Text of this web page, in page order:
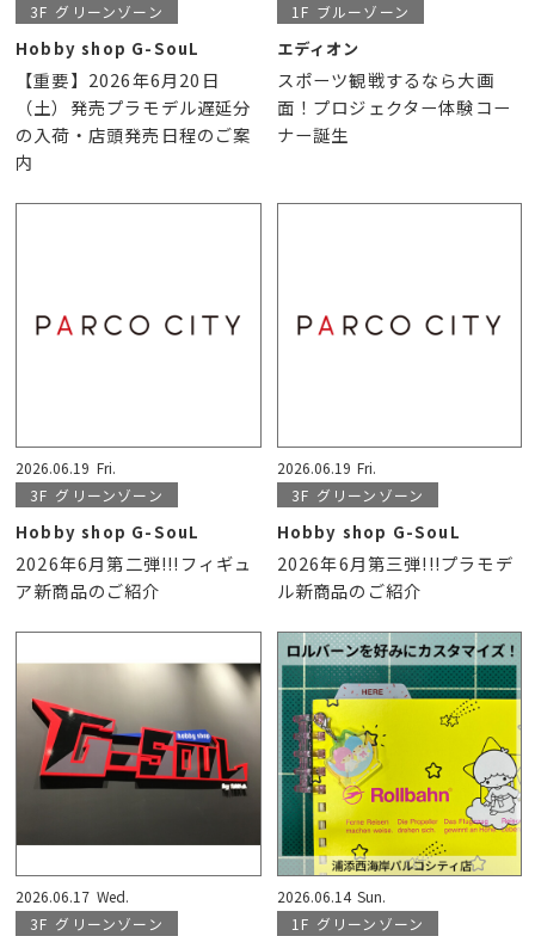
3F グリーンゾーン
Hobby shop G-SouL
【重要】2026年6月20日
（土）発売プラモデル遅延分
の入荷・店頭発売日程のご案
内
1F ブルーゾーン
エディオン
スポーツ観戦するなら大画
面！プロジェクター体験コー
ナー誕生
2026.06.19 Fri.
3F グリーンゾーン
Hobby shop G-SouL
2026年6月第二弾!!!フィギュ
ア新商品のご紹介
2026.06.19 Fri.
3F グリーンゾーン
Hobby shop G-SouL
2026年6月第三弾!!!プラモデ
ル新商品のご紹介
2026.06.17 Wed.
3F グリーンゾーン
2026.06.14 Sun.
1F グリーンゾーン